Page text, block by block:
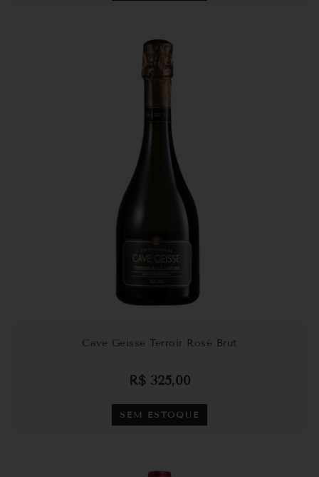
Cave Geisse Terroir Rosé Brut
R$325,00
SEM ESTOQUE